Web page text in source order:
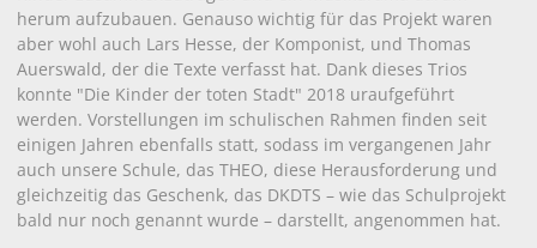
herum aufzubauen. Genauso wichtig für das Projekt waren
aber wohl auch Lars Hesse, der Komponist, und Thomas
Auerswald, der die Texte verfasst hat. Dank dieses Trios
konnte "Die Kinder der toten Stadt" 2018 uraufgeführt
werden. Vorstellungen im schulischen Rahmen finden seit
einigen Jahren ebenfalls statt, sodass im vergangenen Jahr
auch unsere Schule, das THEO, diese Herausforderung und
gleichzeitig das Geschenk, das DKDTS – wie das Schulprojekt
bald nur noch genannt wurde – darstellt, angenommen hat.